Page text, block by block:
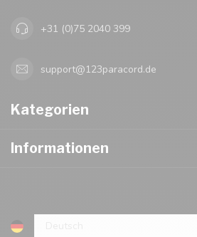
+31 (0)75 2040 399
support@123paracord.de
Kategorien
Informationen